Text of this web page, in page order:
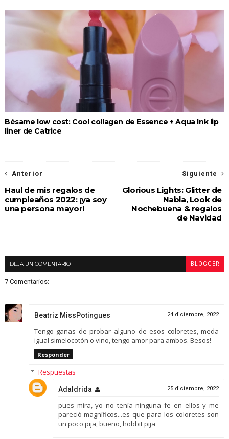
Bésame low cost: Cool collagen de Essence + Aqua Ink lip
liner de Catrice
Siguiente
Glorious Lights: Glitter de
Nabla, Look de
Nochebuena & regalos
de Navidad
Anterior
Haul de mis regalos de
cumpleaños 2022: ¡ya soy
una persona mayor!
DEJA UN COMENTARIO BLOGGER
7 Comentarios:
Beatriz MissPotingues 24 diciembre, 2022
Tengo ganas de probar alguno de esos coloretes, meda
igual simelocotón o vino, tengo amor para ambos. Besos!
Responder
Respuestas
Adaldrida 25 diciembre, 2022
pues mira, yo no tenía ninguna fe en ellos y me
pareció magníficos...es que para los coloretes son
un poco pija, bueno, hobbit pija